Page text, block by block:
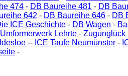
474 - DB Baureihe 481 - DB
642 - DB Baureihe 646 - DB
ICE Geschichte - DB Wagen -
Lehrte - Zugunglück
-- ICE Taufe Neumünster -
-